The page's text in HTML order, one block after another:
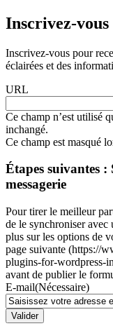
Inscrivez-
Inscrivez-vous pour
éclairées et des
URL
Ce champ n’est utilisé
inchangé.
Ce champ est masqué
Étapes suivantes
messagerie
Pour tirer le meilleur
de le synchroniser avec
plus sur les options de
page suivante (https://
plugins-for-wordpress-
avant de publier le
E-mail(Nécessaire)
Valider